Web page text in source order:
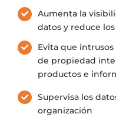
Aumenta la
datos y reduce
Evita que
de propiedad
productos e
Supervisa los
organización